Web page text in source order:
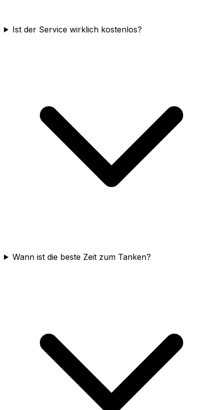
Ist der Service wirklich kostenlos?
Wann ist die beste Zeit zum Tanken?